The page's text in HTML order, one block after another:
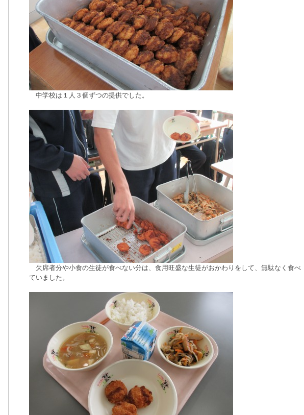
中学校は１人３個ずつの提供でした。
欠席者分や小食の生徒が食べない分は、食用旺盛な生徒がおかわりをして、無駄なく食べ
ていました。